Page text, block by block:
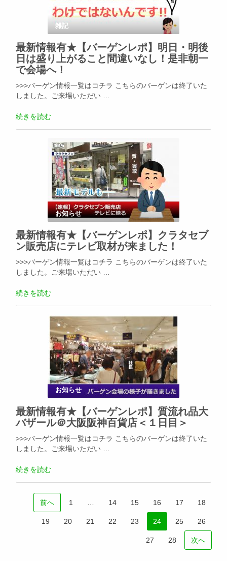
雑記
最新情報有★【バーゲンレポ】明日・明後
日は盛り上がること間違いなし！是非朝一
で会場へ！
>>>バーゲン情報一覧はコチラ こちらのバーゲンは終了いた
しました。ご来場いただい …
続きを読む
お知らせ
最新情報有★【バーゲンレポ】クラタセブ
ン販売店にテレビ取材が来ました！
>>>バーゲン情報一覧はコチラ こちらのバーゲンは終了いた
しました。ご来場いただい …
続きを読む
お知らせ
最新情報有★【バーゲンレポ】質流れ品大
バザール＠大阪阪神百貨店＜１日目＞
>>>バーゲン情報一覧はコチラ こちらのバーゲンは終了いた
しました。ご来場いただい …
続きを読む
前へ 1 14 15 16 17 18
19 20 21 22 23 24 25 26
27 28 次へ